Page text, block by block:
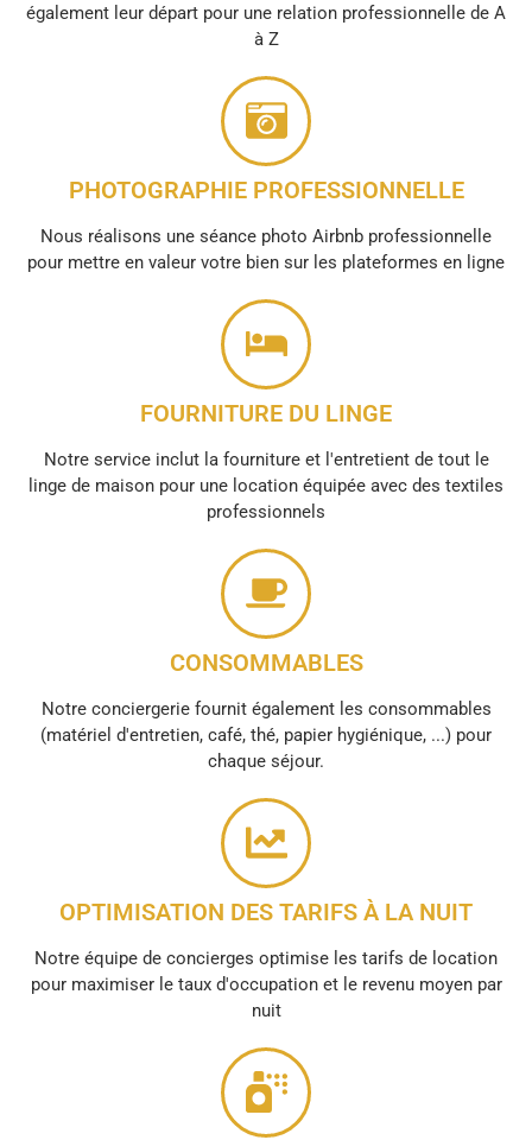
également leur départ pour une relation professionnelle de A
à Z
PHOTOGRAPHIE PROFESSIONNELLE
Nous réalisons une séance photo Airbnb professionnelle
pour mettre en valeur votre bien sur les plateformes en ligne
FOURNITURE DU LINGE
Notre service inclut la fourniture et l'entretient de tout le
linge de maison pour une location équipée avec des textiles
professionnels
CONSOMMABLES
Notre conciergerie fournit également les consommables
(matériel d'entretien, café, thé, papier hygiénique, ...) pour
chaque séjour.
OPTIMISATION DES TARIFS À LA NUIT
Notre équipe de concierges optimise les tarifs de location
pour maximiser le taux d'occupation et le revenu moyen par
nuit